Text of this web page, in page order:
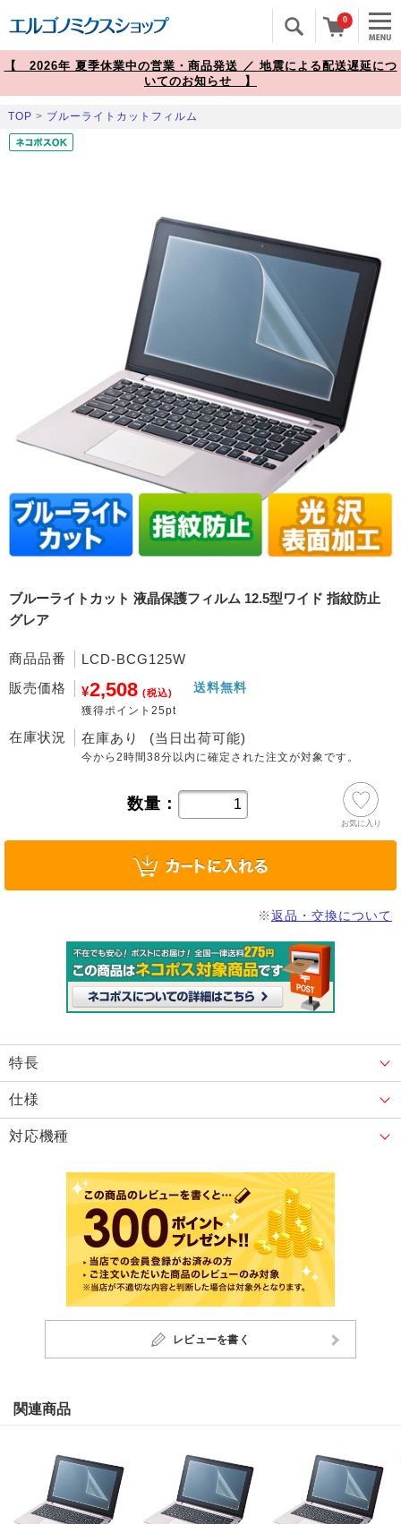
0
【 2026年 夏季休業中の営業・商品発送 ／ 地震による配送遅延につ
いてのお知らせ 】
TOP > ブルーライトカットフィルム
ブルーライトカット 液晶保護フィルム 12.5型ワイド 指紋防止
グレア
商品品番
LCD-BCG125W
販売価格
¥2,508 (税込)
獲得ポイント25pt
送料無料
在庫状況 在庫あり (当日出荷可能)
今から2時間38分 以内に確定された注文が対象です。
数量：
お気に入り
※返品・交換について
特長
仕様
対応機種
レビューを書く
関連商品